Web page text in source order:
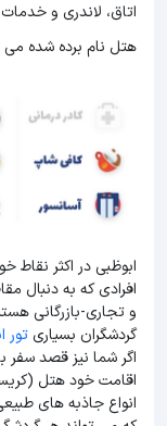
هتل نام برده شده می
ابوظبی در اکثر
افرادی که به دنبال
و تجاری-بازرگانی
گردشگران بسیاریتور
اگر شما نیز قصد سفر
اقامت خود هتل
انواع جاذبه های